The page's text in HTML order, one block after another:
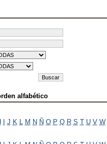
alfabético
I J K L M N Ñ O P Q R S T U V W